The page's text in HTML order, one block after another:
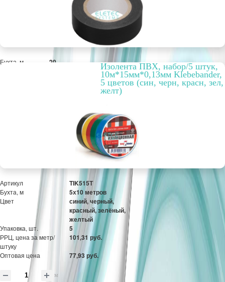
Бухта, м 20
Изолента ПВХ, набор/5 штук,
10м*15мм*0,13мм Klebebander,
5 цветов (син, черн, красн, зел,
желт)
Артикул TIK515Т
Бухта, м 5х10 метров
Цвет
синий, черный,
красный, зелёный,
желтый
Упаковка, шт. 5
РРЦ, цена за метр/
штуку
101,31 руб.
Оптовая цена 77,93 руб.
м